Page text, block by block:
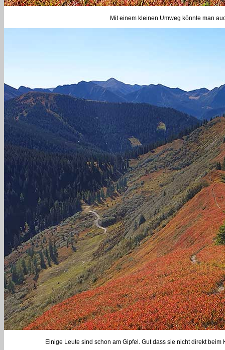
Mit einem kleinen Umweg könnte man
Einige Leute sind schon am Gipfel. Gut dass sie nicht direkt